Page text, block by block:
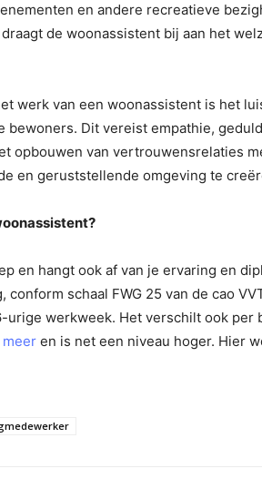
en andere recreatieve
de woonassistent bij aan het
werk van een woonassistent is het
bewoners. Dit vereist empathie,
opbouwen van vertrouwensrelaties
en geruststellende omgeving te
en hangt ook af van je ervaring en
schaal FWG 25 van de cao
urige werkweek. Het verschilt ook per
en is net een niveau hoger. Hier